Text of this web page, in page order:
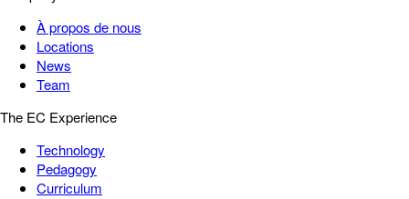
À propos de nous
Locations
News
Team
The EC Experience
Technology
Pedagogy
Curriculum